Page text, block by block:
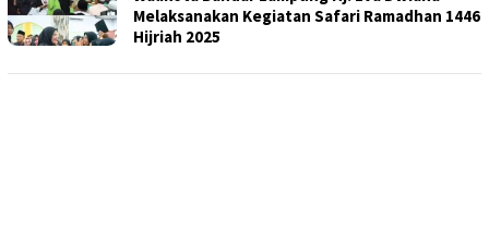
Melaksanakan Kegiatan Safari Ramadhan 1446
Hijriah 2025